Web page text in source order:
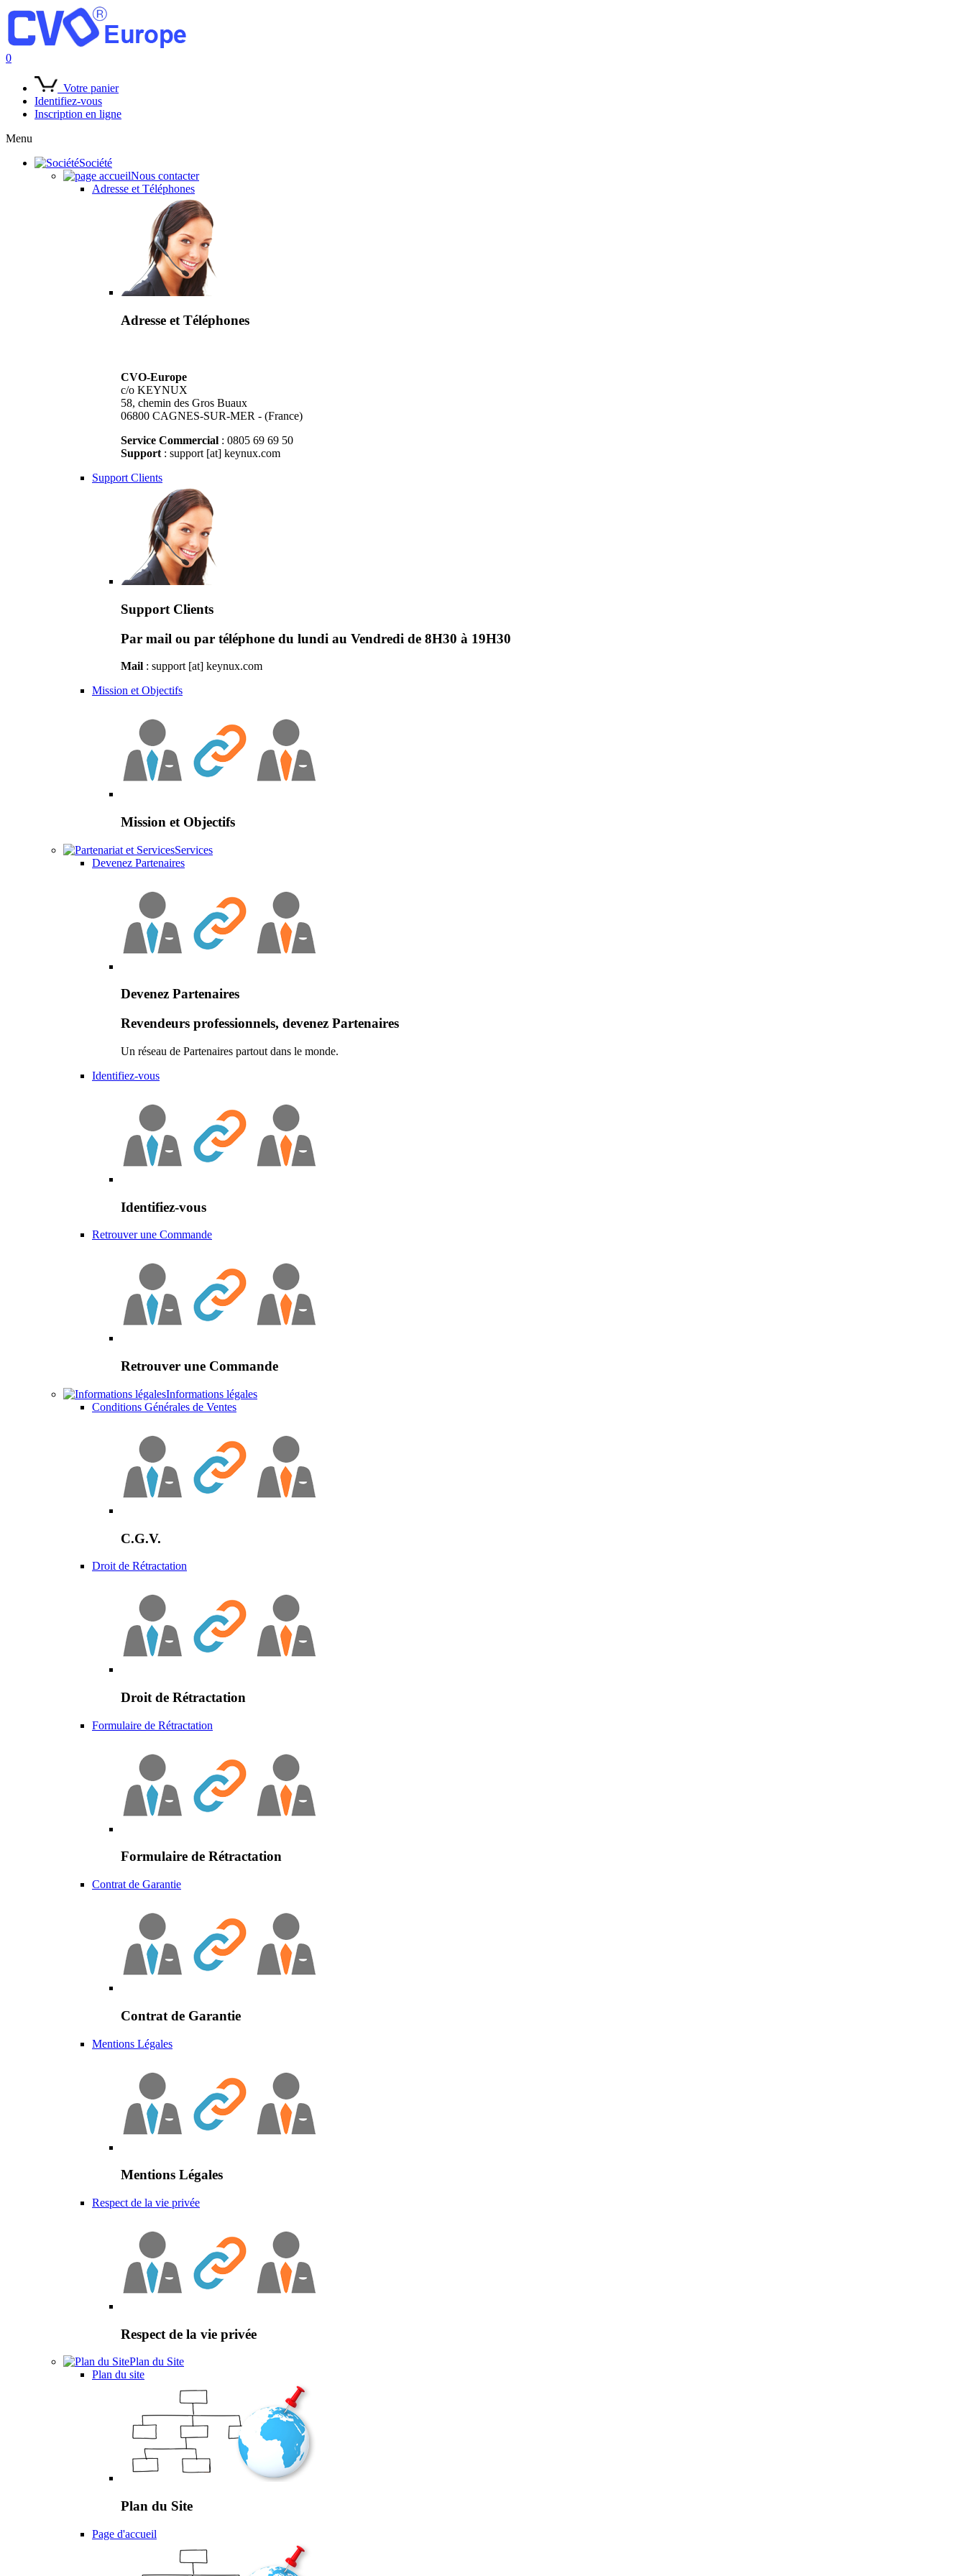
0
Votre panier
Identifiez-vous
Inscription en ligne
Menu
Société
Nous contacter
Adresse et Téléphones
Adresse et Téléphones
CVO-Europe
c/o KEYNUX
58, chemin des Gros Buaux
06800 CAGNES-SUR-MER - (France)
Service Commercial : 0805 69 69 50
Support : support [at] keynux.com
Support Clients
Support Clients
Par mail ou par téléphone du lundi au Vendredi de 8H30 à 19H30
Mail : support [at] keynux.com
Mission et Objectifs
Mission et Objectifs
Services
Devenez Partenaires
Devenez Partenaires
Revendeurs professionnels, devenez Partenaires
Un réseau de Partenaires partout dans le monde.
Identifiez-vous
Identifiez-vous
Retrouver une Commande
Retrouver une Commande
Informations légales
Conditions Générales de Ventes
C.G.V.
Droit de Rétractation
Droit de Rétractation
Formulaire de Rétractation
Formulaire de Rétractation
Contrat de Garantie
Contrat de Garantie
Mentions Légales
Mentions Légales
Respect de la vie privée
Respect de la vie privée
Plan du Site
Plan du site
Plan du Site
Page d'accueil